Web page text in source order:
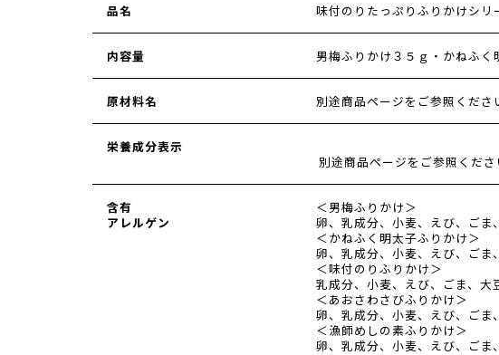
品名 味付のりたっぷりふりかけシリ
内容量 男梅ふりかけ３５ｇ・かねふ
原材料名 別途商品ページをご参照くださ
栄養成分表示
別途商品ページをご参照くださ
含有
アレルゲン
＜男梅ふりかけ＞
卵、乳成分、小麦、えび、ごま
＜かねふく明太子ふりかけ＞
卵、乳成分、小麦、えび、ごま
＜味付のりふりかけ＞
乳成分、小麦、えび、ごま、大
＜あおさわさびふりかけ＞
卵、乳成分、小麦、えび、ごま
＜漁師めしの素ふりかけ＞
卵、乳成分、小麦、えび、ごま